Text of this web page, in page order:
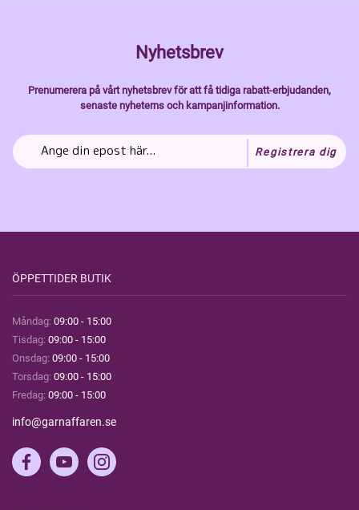
Nyhetsbrev
Prenumerera på vårt nyhetsbrev för att få tidiga rabatt-erbjudanden,
senaste nyheterns och kampanjinformation.
Registrera dig
ÖPPETTIDER BUTIK
Måndag: 09:00 - 15:00
Tisdag: 09:00 - 15:00
Onsdag: 09:00 - 15:00
Torsdag: 09:00 - 15:00
Fredag: 09:00 - 15:00
info@garnaffaren.se